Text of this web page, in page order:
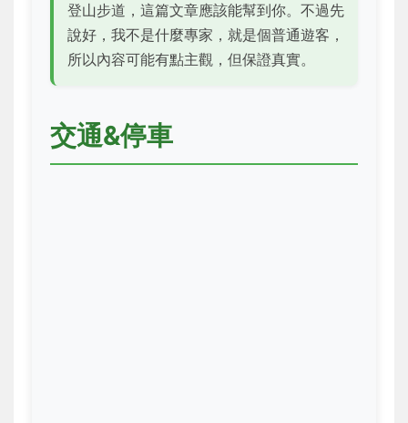
登山步道，這篇文章應該能幫到你。不過先
說好，我不是什麼專家，就是個普通遊客，
所以內容可能有點主觀，但保證真實。
交通&停車